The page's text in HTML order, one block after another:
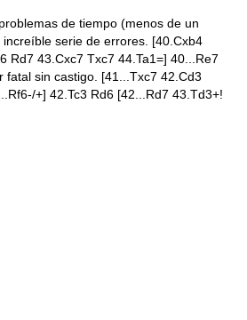
de tiempo (menos de un
serie de errores. [40.Cxb4
Rd7 43.Cxc7 Txc7 44.Ta1=] 40...Re7
fatal sin castigo. [41...Txc7 42.Cd3
+] 42.Tc3 Rd6 [42...Rd7 43.Td3+!